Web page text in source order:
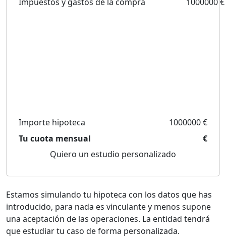
Importe hipoteca
1000000 €
Tu cuota mensual
€
Quiero un estudio personalizado
Estamos simulando tu hipoteca con los datos que has
introducido, para nada es vinculante y menos supone
una aceptación de las operaciones. La entidad tendrá
que estudiar tu caso de forma personalizada.